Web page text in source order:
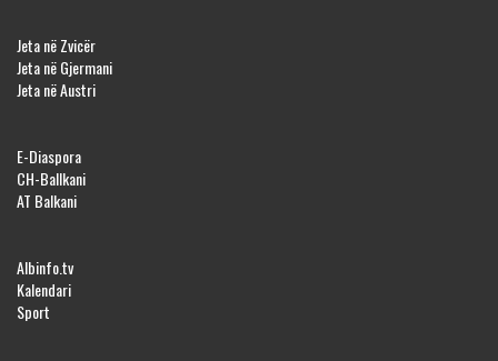
Jeta në Zvicër
Jeta në Gjermani
Jeta në Austri
E-Diaspora
CH-Ballkani
AT Balkani
Albinfo.tv
Kalendari
Sport